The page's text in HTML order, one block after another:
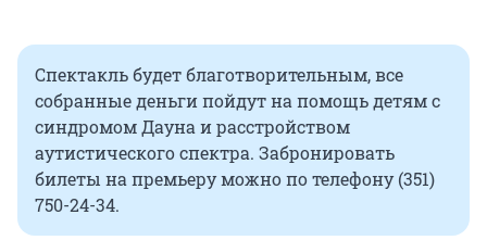
Спектакль будет благотворительным, все
собранные деньги пойдут на помощь детям с
синдромом Дауна и расстройством
аутистического спектра. Забронировать
билеты на премьеру можно по телефону (351)
750-24-34.